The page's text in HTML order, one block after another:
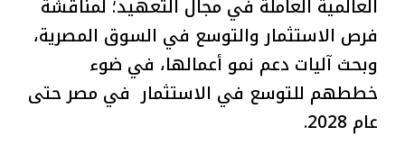
العالمية العاملة في مجال التعهيد؛ لمناقشة
فرص الاستثمار والتوسع في السوق المصرية،
وبحث آليات دعم نمو أعمالها، في ضوء
خططهم للتوسع في الاستثمار في مصر حتى
عام 2028.